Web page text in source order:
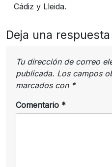
Cádiz y Lleida.
Deja una respuesta
Tu dirección de correo
publicada. Los campos
marcados con *
Comentario *